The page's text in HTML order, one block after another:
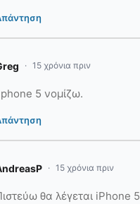
15 χρόνια πριν
5 νομίζω.
15 χρόνια πριν
θα λέγεται iPhone 5